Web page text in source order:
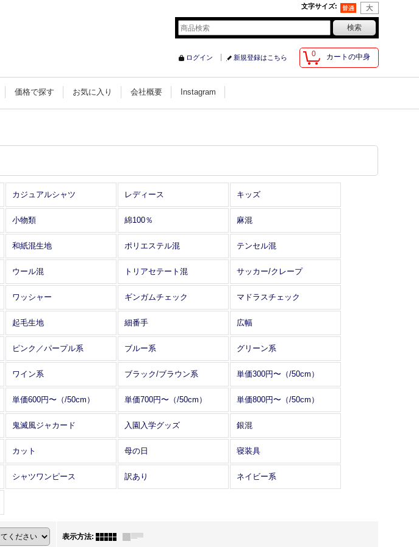
文字サイズ:
0 カートの中身
ログイン 新規登録はこちら
価格で探す お気に入り 会社概要 Instagram
カジュアルシャツ レディース キッズ
小物類 綿100％ 麻混
和紙混生地 ポリエステル混 テンセル混
ウール混 トリアセテート混 サッカー/クレープ
ワッシャー ギンガムチェック マドラスチェック
起毛生地 細番手 広幅
ピンク／パープル系 ブルー系 グリーン系
ワイン系 ブラック/ブラウン系 単価300円〜（/50cm）
単価600円〜（/50cm） 単価700円〜（/50cm） 単価800円〜（/50cm）
鬼滅風ジャカード 入園入学グッズ 銀混
カット 母の日 寝装具
シャツワンピース 訳あり ネイビー系
表示方法: